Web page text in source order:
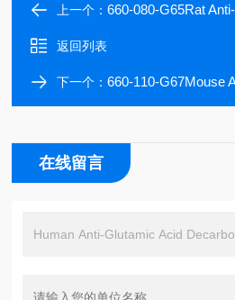
上一个：660-080-G65Rat Anti-Glutamic Acid
返回列表
下一个：660-110-G67Mouse Anti-Glutamic Acid
在线留言